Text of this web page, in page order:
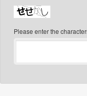
Please enter the